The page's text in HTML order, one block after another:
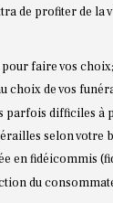
de profiter de
pour faire vos choix;
choix de vos
parfois difficiles à
selon votre
en fidéicommis
du